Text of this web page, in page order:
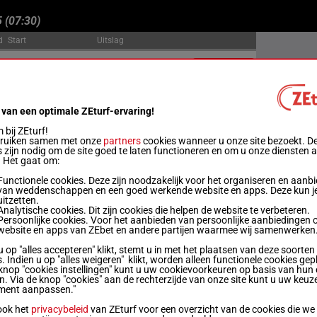
(07:30)
Start Uitslag
12:01Officiële uitslag: 7 - 11 - 6 - 3 - 1 - 5 - 4 Uitslagen
Uitslagen
13:03Officiële uitslag: 1 - 3 - 9 - 5 - 4 - 6 - 7 Uitslagen
13:34Officiële uitslag: 4 - 8 - 2 - 1 - 6 - 7 - 3 Uitslagen
14:05Officiële uitslag: 3 - 7 - 2 - 8 - 4 - 11 - 6 Uitslagen
een optimale ZEturf-ervaring!
bij ZEturf!
samen met onze partnerscookies wanneer u onze site bezoekt.
zijn nodig om de site goed te laten functioneren en om u onze diensten
Het gaat om:
cookies. Deze zijn noodzakelijk voor het organiseren en
weddenschappen en een goed werkende website en apps. Deze kun
cookies. Dit zijn cookies die helpen de website te verbeteren.
cookies. Voor het aanbieden van persoonlijke aanbiedingen
en apps van ZEbet en andere partijen waarmee wij samenwerken.
op "alles accepteren" klikt, stemt u in met het plaatsen van deze soorten
Indien u op "alles weigeren" klikt, worden alleen functionele cookies
"cookies instellingen" kunt u uw cookievoorkeuren op basis van hun
Via de knop "cookies" aan de rechterzijde van onze site kunt u uw
aanpassen."
het privacybeleid van ZEturf voor een overzicht van de cookies die we